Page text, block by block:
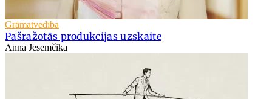
Grāmatvedība
Pašražotās produkcijas uzskaite
Anna Jesemčika